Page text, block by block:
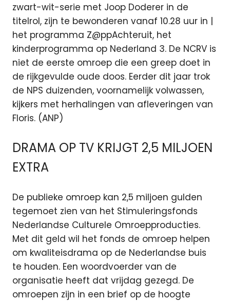
zwart-wit-serie met Joop Doderer in de
titelrol, zijn te bewonderen vanaf 10.28 uur in |
het programma Z@ppAchteruit, het
kinderprogramma op Nederland 3. De NCRV is
niet de eerste omroep die een greep doet in
de rijkgevulde oude doos. Eerder dit jaar trok
de NPS duizenden, voornamelijk volwassen,
kijkers met herhalingen van afleveringen van
Floris. (ANP)
DRAMA OP TV KRIJGT 2,5 MILJOEN
EXTRA
De publieke omroep kan 2,5 miljoen gulden
tegemoet zien van het Stimuleringsfonds
Nederlandse Culturele Omroepproducties.
Met dit geld wil het fonds de omroep helpen
om kwaliteisdrama op de Nederlandse buis
te houden. Een woordvoerder van de
organisatie heeft dat vrijdag gezegd. De
omroepen zijn in een brief op de hoogte